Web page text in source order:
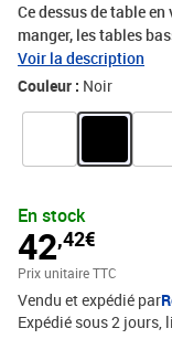
Ce dessus de table
manger, les tables
dessus de table à
votre maison.
Voir la description
Couleur : Noir
En stock
42,42€
Prix unitaire TTC
Vendu et expédié par
Expédié sous 2 jours